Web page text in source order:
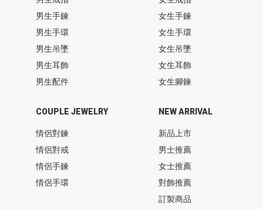
男生手鍊
男生手環
男生吊墜
男生耳飾
男生配件
女生手鍊
女生手環
女生吊墜
女生耳飾
女生腳鍊
COUPLE JEWELRY
情侶對鍊
情侶對戒
情侶手鍊
情侶手環
NEW ARRIVAL
新品上市
男士推薦
女士推薦
對飾推薦
訂製商品